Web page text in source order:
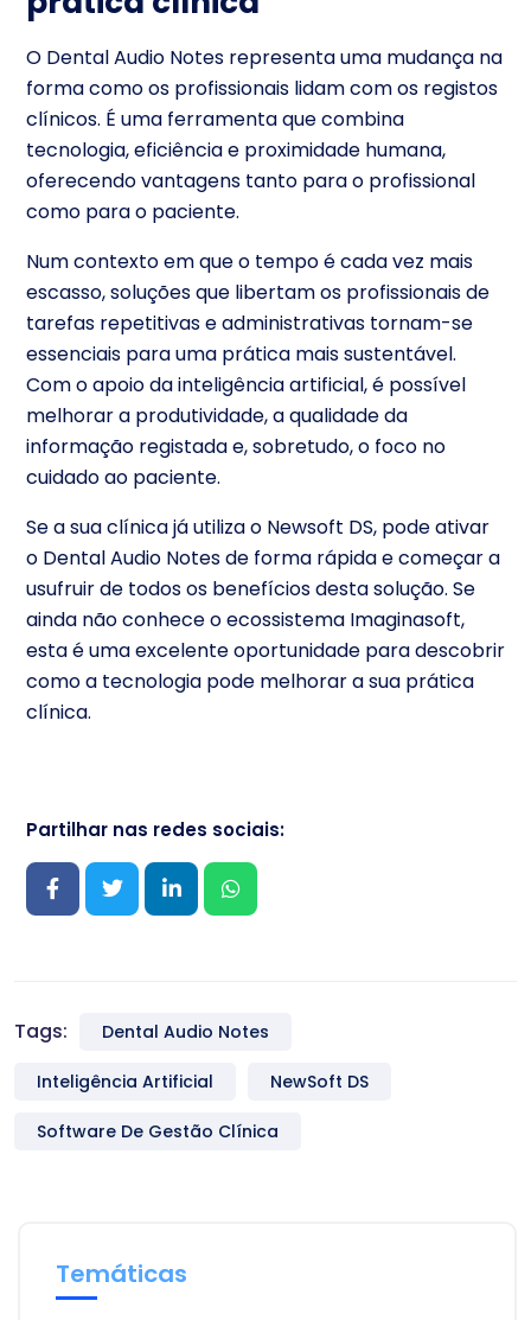
O Dental Audio Notes representa uma mudança na
forma como os profissionais lidam com os registos
clínicos. É uma ferramenta que combina
tecnologia, eficiência e proximidade humana,
oferecendo vantagens tanto para o profissional
como para o paciente.
Num contexto em que o tempo é cada vez mais
escasso, soluções que libertam os profissionais de
tarefas repetitivas e administrativas tornam-se
essenciais para uma prática mais sustentável.
Com o apoio da inteligência artificial, é possível
melhorar a produtividade, a qualidade da
informação registada e, sobretudo, o foco no
cuidado ao paciente.
Se a sua clínica já utiliza o Newsoft DS, pode ativar
o Dental Audio Notes de forma rápida e começar a
usufruir de todos os benefícios desta solução. Se
ainda não conhece o ecossistema Imaginasoft,
esta é uma excelente oportunidade para descobrir
como a tecnologia pode melhorar a sua prática
clínica.
Partilhar nas redes sociais:
Tags: Dental Audio Notes
Inteligência Artificial NewSoft DS
Software De Gestão Clínica
Temáticas